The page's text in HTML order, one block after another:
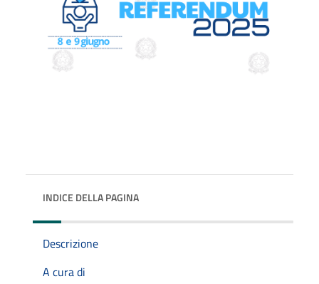
INDICE DELLA PAGINA
Descrizione
A cura di